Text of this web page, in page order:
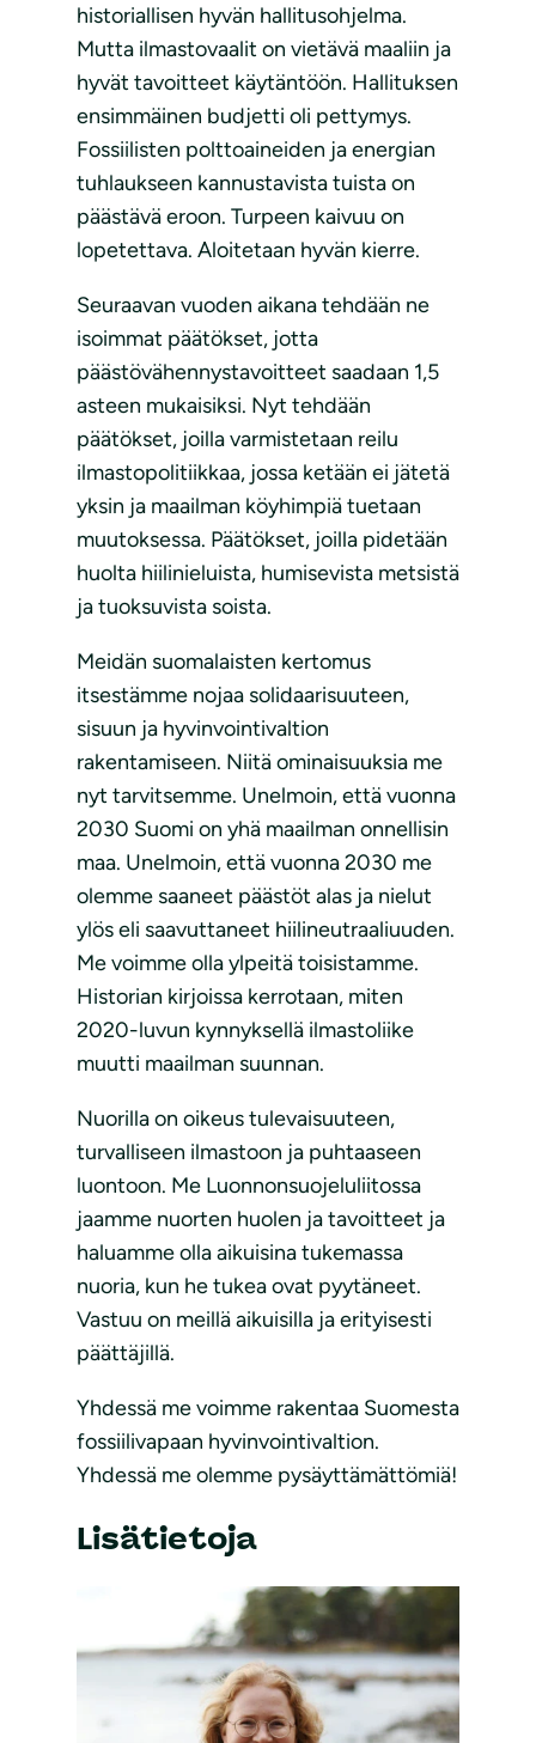
historiallisen hyvän hallitusohjelma.
Mutta ilmastovaalit on vietävä maaliin ja
hyvät tavoitteet käytäntöön. Hallituksen
ensimmäinen budjetti oli pettymys.
Fossiilisten polttoaineiden ja energian
tuhlaukseen kannustavista tuista on
päästävä eroon. Turpeen kaivuu on
lopetettava. Aloitetaan hyvän kierre.
Seuraavan vuoden aikana tehdään ne
isoimmat päätökset, jotta
päästövähennystavoitteet saadaan 1,5
asteen mukaisiksi. Nyt tehdään
päätökset, joilla varmistetaan reilu
ilmastopolitiikkaa, jossa ketään ei jätetä
yksin ja maailman köyhimpiä tuetaan
muutoksessa. Päätökset, joilla pidetään
huolta hiilinieluista, humisevista metsistä
ja tuoksuvista soista.
Meidän suomalaisten kertomus
itsestämme nojaa solidaarisuuteen,
sisuun ja hyvinvointivaltion
rakentamiseen. Niitä ominaisuuksia me
nyt tarvitsemme. Unelmoin, että vuonna
2030 Suomi on yhä maailman onnellisin
maa. Unelmoin, että vuonna 2030 me
olemme saaneet päästöt alas ja nielut
ylös eli saavuttaneet hiilineutraaliuuden.
Me voimme olla ylpeitä toisistamme.
Historian kirjoissa kerrotaan, miten
2020-luvun kynnyksellä ilmastoliike
muutti maailman suunnan.
Nuorilla on oikeus tulevaisuuteen,
turvalliseen ilmastoon ja puhtaaseen
luontoon. Me Luonnonsuojeluliitossa
jaamme nuorten huolen ja tavoitteet ja
haluamme olla aikuisina tukemassa
nuoria, kun he tukea ovat pyytäneet.
Vastuu on meillä aikuisilla ja erityisesti
päättäjillä.
Yhdessä me voimme rakentaa Suomesta
fossiilivapaan hyvinvointivaltion.
Yhdessä me olemme pysäyttämättömiä!
Lisätietoja